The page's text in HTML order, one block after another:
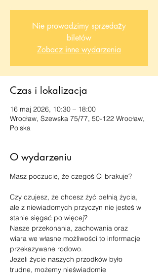
Nie prowadzimy sprzedaży
biletów
Zobacz inne wydarzenia
Czas i lokalizacja
16 maj 2026, 10:30 – 18:00
Wrocław, Szewska 75/77, 50-122 Wrocław,
Polska
O wydarzeniu
Masz poczucie, że czegoś Ci brakuje?
Czy czujesz, że chcesz żyć pełnią życia,
ale z niewiadomych przyczyn nie jesteś w
stanie sięgać po więcej?
Nasze przekonania, zachowania oraz
wiara we własne możliwości to informacje
przekazywane rodowo.
Jeżeli życie naszych przodków było
trudne, możemy nieświadomie